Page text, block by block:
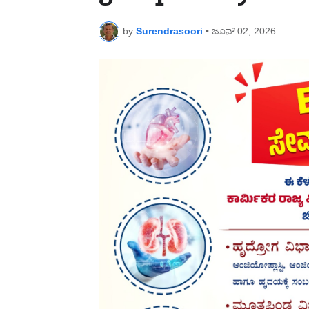
by Surendrasoori • ಜೂನ್ 02, 2026